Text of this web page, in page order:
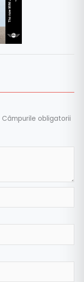
Câmpurile obligatorii